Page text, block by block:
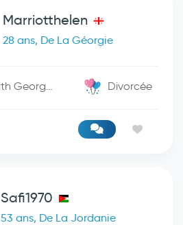
Marriotthelen
28 ans, De La Géorgie
Géorgie / South Georgia Divorcée
Safi1970
53 ans, De La Jordanie